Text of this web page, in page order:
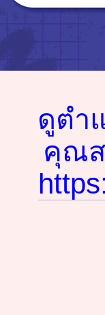
ดูตำ
คุณส